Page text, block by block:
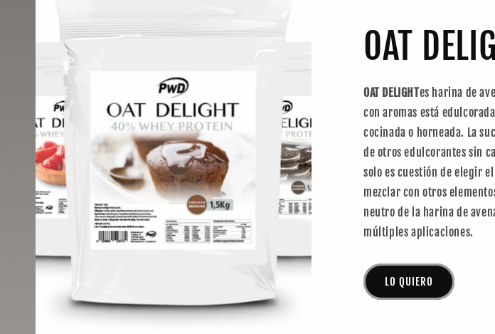
OAT
OAT DELIGHTes harina de
con aromas está
cocinada o horneada. La
de otros edulcorantes sin
solo es cuestión de elegir
mezclar con otros
neutro de la harina de
múltiples aplicaciones.
LO QUIERO